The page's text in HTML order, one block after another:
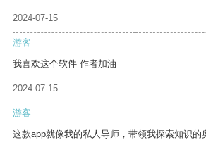
2024-07-15
游客
我喜欢这个软件 作者加油
2024-07-15
游客
这款app就像我的私人导师，带领我探索知识的